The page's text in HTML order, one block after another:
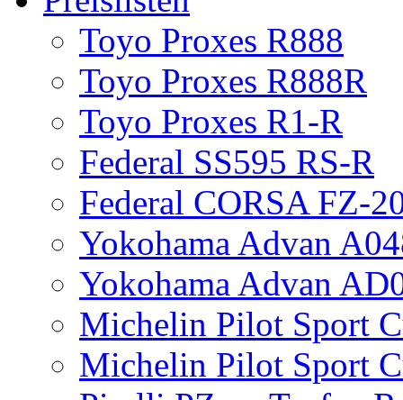
Toyo Proxes R888
Toyo Proxes R888R
Toyo Proxes R1-R
Federal SS595 RS-R
Federal CORSA FZ-
Yokohama Advan
Yokohama Advan
Michelin Pilot Sport
Michelin Pilot Sport